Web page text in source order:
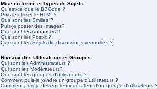
Mise en forme et Types de Sujets
Qu'est-ce que le BBCode ?
Puis-je utiliser le HTML?
Que sont les Smilies ?
Puis-je poster des Images?
Que sont les Annonces ?
Que sont les Post-it ?
Que sont les Sujets de discussions verrouillés ?
Niveaux des Utilisateurs et Groupes
Qui sont les Administrateurs ?
Qui sont les Modérateurs?
Que sont les groupes d'utilisateurs ?
Comment puis-je joindre un groupe d'utilisateurs ?
Comment puis-je devenir le modérateur d'un groupe d'utilisateurs ?